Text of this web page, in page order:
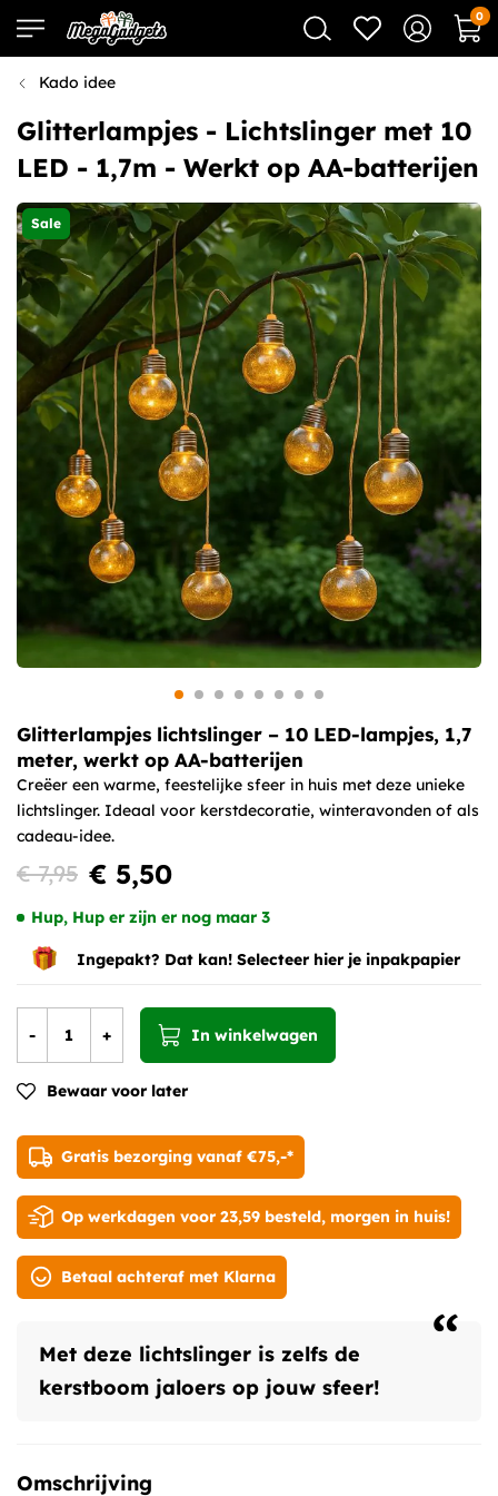
0
Kado idee
Glitterlampjes - Lichtslinger met 10
LED - 1,7m - Werkt op AA-batterijen
Sale
€ 5,50
€ 7,95
Ingepakt? Dat kan! Selecteer hier je inpakpapier
- + In winkelwagen
Bewaar voor later
Gratis bezorging vanaf €75,-*
Op werkdagen voor 23,59 besteld, morgen in huis!
Betaal achteraf met Klarna
Met deze lichtslinger is zelfs de
kerstboom jaloers op jouw sfeer!
“
Hup, Hup er zijn er nog maar 3
Glitterlampjes lichtslinger – 10 LED-lampjes, 1,7
meter, werkt op AA-batterijen
Creëer een warme, feestelijke sfeer in huis met deze unieke
lichtslinger. Ideaal voor kerstdecoratie, winteravonden of als
cadeau-idee.
Omschrijving